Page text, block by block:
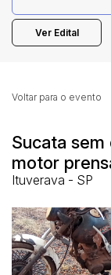
Ver Edital
Sucata
motor
Ituverava - SP
Voltar para o evento